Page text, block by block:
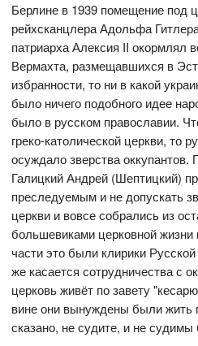
Берлине в 1939 помещение под
рейхсканцлера Адольфа
патриарха Алексия II окормлял
Вермахта, размещавшихся в
избранности, то ни в какой
было ничего подобного идее
было в русском православии.
греко-католической церкви, то
осуждало зверства
Галицкий Андрей (Шептицкий)
преследуемым и не допускать
церкви и вовсе собрались из
большевиками церковной
части это были клирики
же касается сотрудничества с
церковь живёт по завету
вине они вынуждены были жить
сказано, не судите, и не судимы